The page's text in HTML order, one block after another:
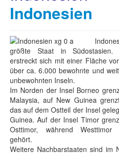
Indonesien
größte Staat in Südostasien.
erstreckt sich mit einer Fläche
über ca. 6.000 bewohnte und
unbewohnten Inseln.
Im Norden der Insel Borneo
Malaysia, auf New Guinea
das auf dem Ostteil der Insel
Guinea. Auf der Insel Timor
Osttimor, während Westtimor
gehört.
Weitere Nachbarstaaten sind im